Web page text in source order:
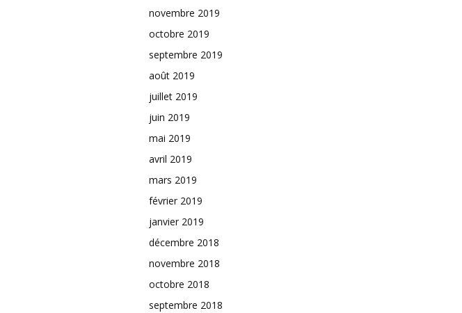
novembre 2019
octobre 2019
septembre 2019
août 2019
juillet 2019
juin 2019
mai 2019
avril 2019
mars 2019
février 2019
janvier 2019
décembre 2018
novembre 2018
octobre 2018
septembre 2018